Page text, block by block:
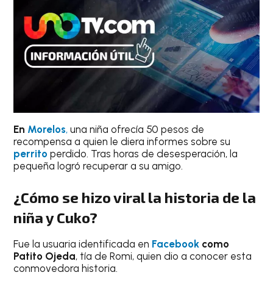
En Morelos, una niña ofrecía 50 pesos de
recompensa a quien le diera informes sobre su
perrito perdido. Tras horas de desesperación, la
pequeña logró recuperar a su amigo.
¿Cómo se hizo viral la historia de la
niña y Cuko?
Fue la usuaria identificada en Facebook como
Patito Ojeda, tía de Romi, quien dio a conocer esta
conmovedora historia.